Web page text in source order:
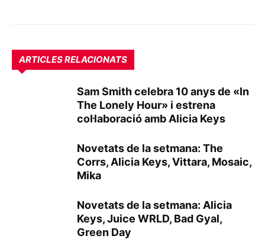
ARTICLES RELACIONATS
Sam Smith celebra 10 anys de «In
The Lonely Hour» i estrena
col·laboració amb Alicia Keys
Novetats de la setmana: The
Corrs, Alicia Keys, Vittara, Mosaic,
Mika
Novetats de la setmana: Alicia
Keys, Juice WRLD, Bad Gyal,
Green Day